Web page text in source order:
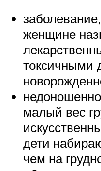
женщине
токсичными
малый вес
дети
чем на